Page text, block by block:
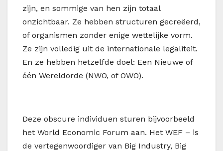
zijn, en sommige van hen zijn totaal
onzichtbaar. Ze hebben structuren gecreëerd,
of organismen zonder enige wettelijke vorm.
Ze zijn volledig uit de internationale legaliteit.
En ze hebben hetzelfde doel: Een Nieuwe of
één Wereldorde (NWO, of OWO).
Deze obscure individuen sturen bijvoorbeeld
het World Economic Forum aan. Het WEF – is
de vertegenwoordiger van Big Industry, Big